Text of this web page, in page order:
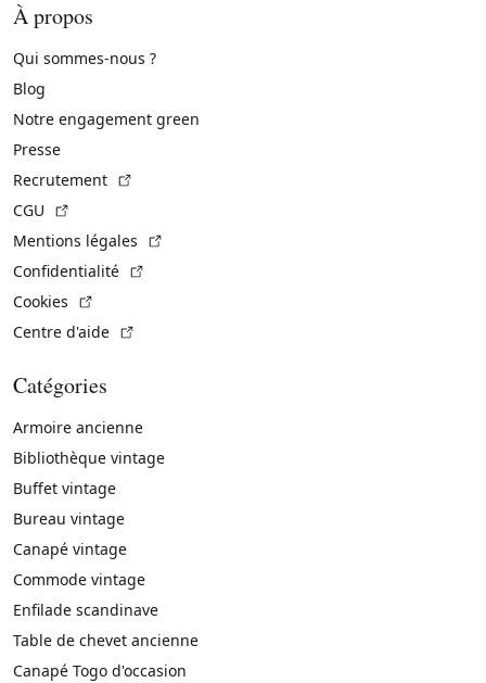
À propos
Qui sommes-nous ?
Blog
Notre engagement green
Presse
Recrutement
CGU
Mentions légales
Confidentialité
Cookies
Centre d'aide
Catégories
Armoire ancienne
Bibliothèque vintage
Buffet vintage
Bureau vintage
Canapé vintage
Commode vintage
Enfilade scandinave
Table de chevet ancienne
Canapé Togo d'occasion